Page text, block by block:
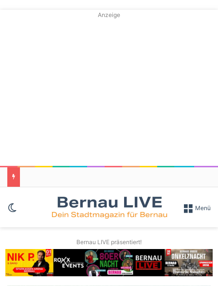
Anzeige
Skin umschalten Menü
Bernau LIVE präsentiert!